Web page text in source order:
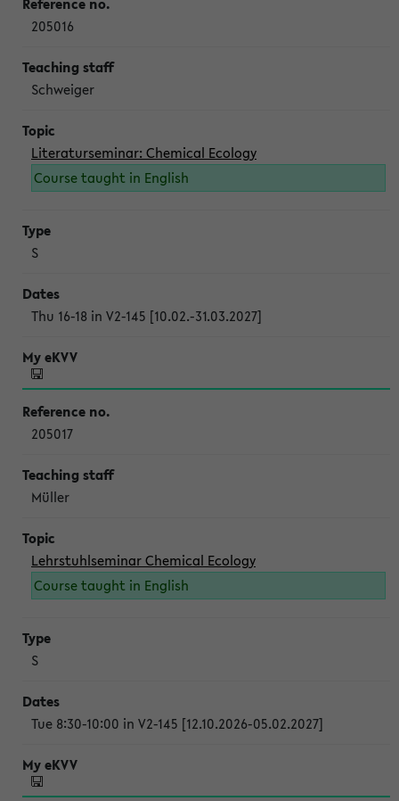
205016
Schweiger
Literaturseminar: Chemical Ecology
Course taught in English
S
Thu 16-18 in V2-145 [10.02.-31.03.2027]
205017
Müller
Lehrstuhlseminar Chemical Ecology
Course taught in English
S
Tue 8:30-10:00 in V2-145 [12.10.2026-05.02.2027]